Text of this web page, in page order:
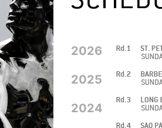
2026
2025
2024